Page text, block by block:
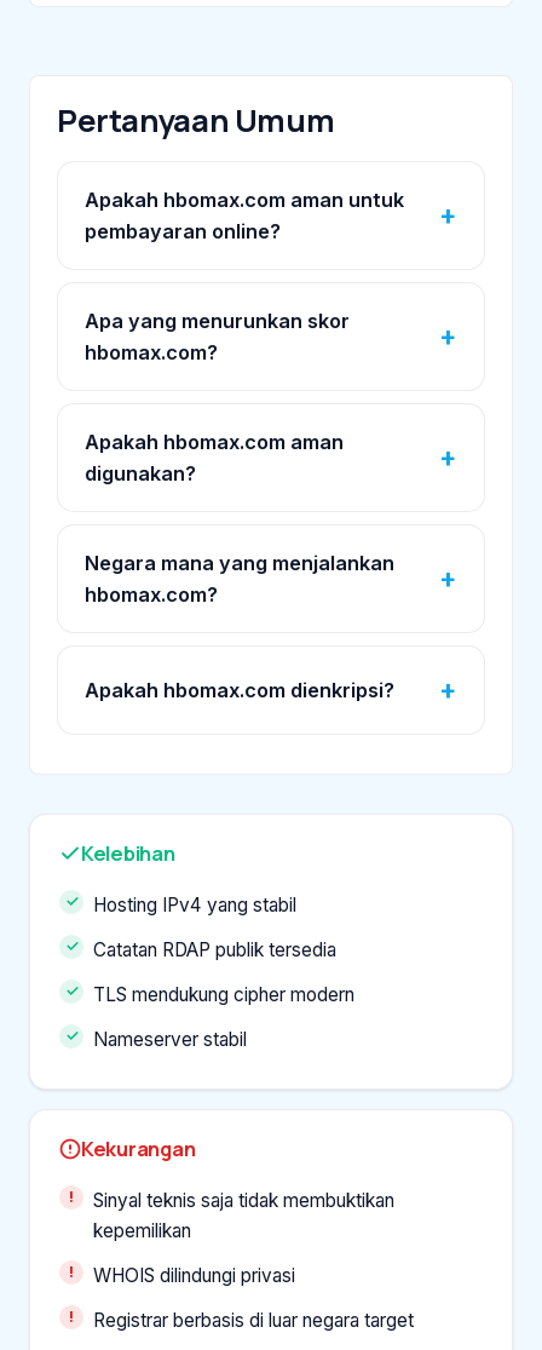
Pertanyaan Umum
Apakah hbomax.com aman untuk
pembayaran online?
Apa yang menurunkan skor
hbomax.com?
Apakah hbomax.com aman
digunakan?
Negara mana yang menjalankan
hbomax.com?
Apakah hbomax.com dienkripsi?
Kelebihan
Hosting IPv4 yang stabil
Catatan RDAP publik tersedia
TLS mendukung cipher modern
Nameserver stabil
Kekurangan
Sinyal teknis saja tidak membuktikan
kepemilikan
WHOIS dilindungi privasi
Registrar berbasis di luar negara target